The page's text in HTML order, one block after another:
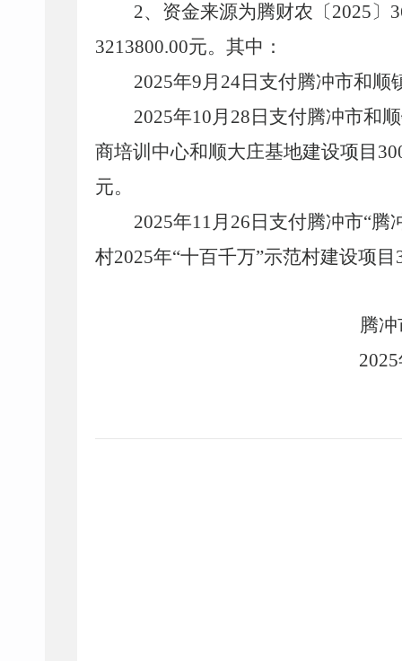
2、 资金来源为腾财农〔2025〕
3213800.00元。其中：
2025年9月24日支付腾冲市和顺
2025年10月28日支付腾冲市和
商培训中心和顺大庄基地建设项目
元。
2025年11月26日 支付腾冲市“腾
村2025年“十百千万”示范村建设项目
腾